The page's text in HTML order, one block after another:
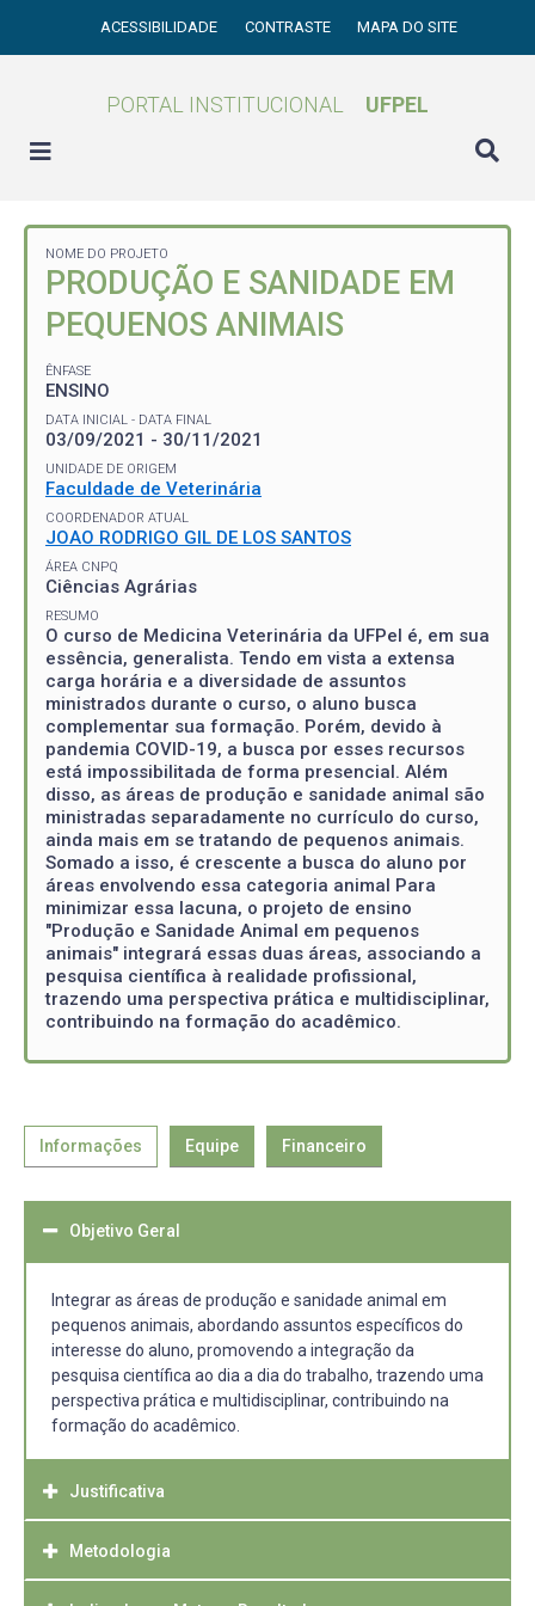
ACESSIBILIDADE CONTRASTE MAPA DO SITE
PORTAL INSTITUCIONAL UFPEL
NOME DO PROJETO
PRODUÇÃO E SANIDADE EM
PEQUENOS ANIMAIS
ÊNFASE
ENSINO
DATA INICIAL - DATA FINAL
03/09/2021 - 30/11/2021
UNIDADE DE ORIGEM
Faculdade de Veterinária
COORDENADOR ATUAL
JOAO RODRIGO GIL DE LOS SANTOS
ÁREA CNPQ
Ciências Agrárias
RESUMO
O curso de Medicina Veterinária da UFPel é, em sua
essência, generalista. Tendo em vista a extensa
carga horária e a diversidade de assuntos
ministrados durante o curso, o aluno busca
complementar sua formação. Porém, devido à
pandemia COVID-19, a busca por esses recursos
está impossibilitada de forma presencial. Além
disso, as áreas de produção e sanidade animal são
ministradas separadamente no currículo do curso,
ainda mais em se tratando de pequenos animais.
Somado a isso, é crescente a busca do aluno por
áreas envolvendo essa categoria animal Para
minimizar essa lacuna, o projeto de ensino
"Produção e Sanidade Animal em pequenos
animais" integrará essas duas áreas, associando a
pesquisa científica à realidade profissional,
trazendo uma perspectiva prática e multidisciplinar,
contribuindo na formação do acadêmico.
Informações Equipe Financeiro
Objetivo Geral
Integrar as áreas de produção e sanidade animal em
pequenos animais, abordando assuntos específicos do
interesse do aluno, promovendo a integração da
pesquisa científica ao dia a dia do trabalho, trazendo uma
perspectiva prática e multidisciplinar, contribuindo na
formação do acadêmico.
Justificativa
O curso de Medicina Veterinária da UFPel é, em sua
essência, generalista, buscando formar o acadêmico com
Metodologia